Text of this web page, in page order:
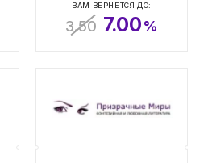
ВАМ ВЕРНЕТСЯ ДО:
3.50 7.00%